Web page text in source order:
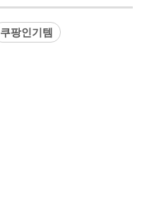
쿠팡인기템